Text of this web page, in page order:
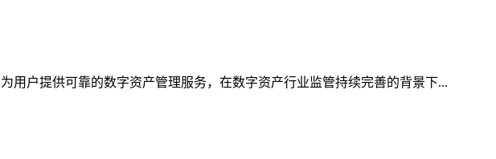
用户提供可靠的数字资产管理服务，在数字资产行业监管持续完善的背景下...